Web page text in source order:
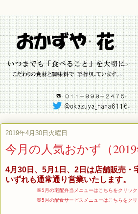
2019年4月30日火曜日
今月の人気おかず（2019
4月30日、5月1日、2日は店舗販売・
いずれも通常通り営業いたします。
🌸5月の宅配弁当メニューはこちらをクリック
🌸5月の配食サービスメニューはこちらをクリ